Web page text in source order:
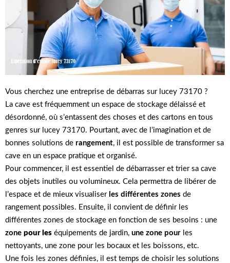
Vous cherchez une entreprise de débarras sur lucey 73170 ?
La cave est fréquemment un espace de stockage délaissé et
désordonné, où s’entassent des choses et des cartons en tous
genres sur lucey 73170. Pourtant, avec de l’imagination et de
bonnes solutions de rangement, il est possible de transformer sa
cave en un espace pratique et organisé.
Pour commencer, il est essentiel de débarrasser et trier sa cave
des objets inutiles ou volumineux. Cela permettra de libérer de
l’espace et de mieux visualiser les différentes zones de
rangement possibles. Ensuite, il convient de définir les
différentes zones de stockage en fonction de ses besoins : une
zone pour les équipements de jardin, une zone pour les
nettoyants, une zone pour les bocaux et les boissons, etc.
Une fois les zones définies, il est temps de choisir les solutions